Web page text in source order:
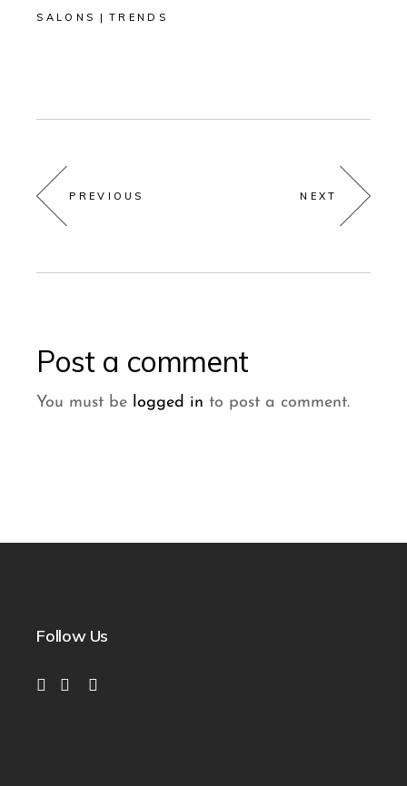
SALONS
TRENDS
PREVIOUS NEXT
Post a comment
You must be logged in to post a comment.
Follow Us